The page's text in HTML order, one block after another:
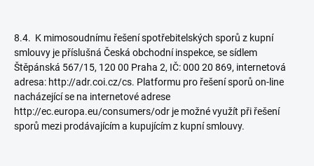
8.4. K mimosoudnímu řešení spotřebitelských sporů z kupní
smlouvy je příslušná Česká obchodní inspekce, se sídlem
Štěpánská 567/15, 120 00 Praha 2, IČ: 000 20 869, internetová
adresa: http://adr.coi.cz/cs. Platformu pro řešení sporů on-line
nacházející se na internetové adrese
http://ec.europa.eu/consumers/odr je možné využít při řešení
sporů mezi prodávajícím a kupujícím z kupní smlouvy.